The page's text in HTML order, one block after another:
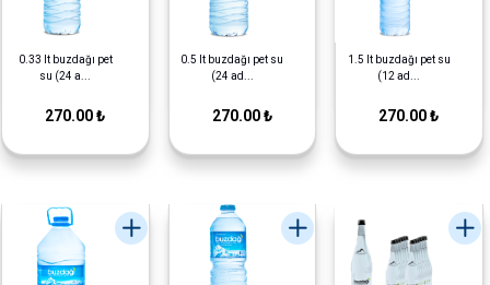
0.33 lt buzdağı pet
su (24 a...
270.00 ₺
0.5 lt buzdağı pet su
(24 ad...
270.00 ₺
1.5 lt buzdağı pet su
(12 ad...
270.00 ₺